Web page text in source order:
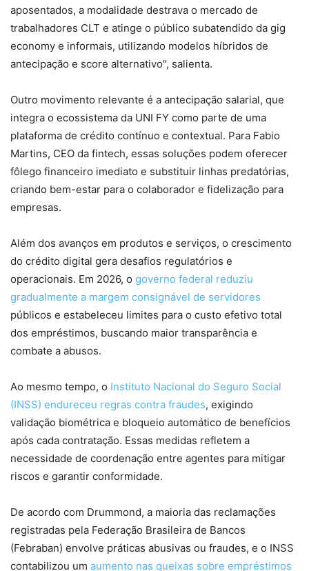
aposentados, a modalidade destrava o mercado de
trabalhadores CLT e atinge o público subatendido da gig
economy e informais, utilizando modelos híbridos de
antecipação e score alternativo", salienta.
Outro movimento relevante é a antecipação salarial, que
integra o ecossistema da UNI FY como parte de uma
plataforma de crédito contínuo e contextual. Para Fabio
Martins, CEO da fintech, essas soluções podem oferecer
fôlego financeiro imediato e substituir linhas predatórias,
criando bem-estar para o colaborador e fidelização para
empresas.
Além dos avanços em produtos e serviços, o crescimento
do crédito digital gera desafios regulatórios e
operacionais. Em 2026, o governo federal reduziu
gradualmente a margem consignável de servidores
públicos e estabeleceu limites para o custo efetivo total
dos empréstimos, buscando maior transparência e
combate a abusos.
Ao mesmo tempo, o Instituto Nacional do Seguro Social
(INSS) endureceu regras contra fraudes, exigindo
validação biométrica e bloqueio automático de benefícios
após cada contratação. Essas medidas refletem a
necessidade de coordenação entre agentes para mitigar
riscos e garantir conformidade.
De acordo com Drummond, a maioria das reclamações
registradas pela Federação Brasileira de Bancos
(Febraban) envolve práticas abusivas ou fraudes, e o INSS
contabilizou um aumento nas queixas sobre empréstimos